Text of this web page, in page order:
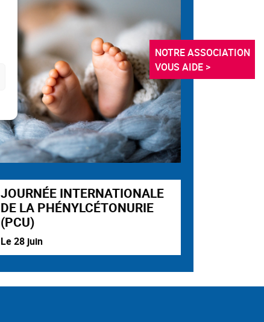
JOURNÉE INTERNATIONALE
DE LA PHÉNYLCÉTONURIE
(PCU)
Le 28 juin
NOTRE ASSOCIATION
VOUS AIDE >